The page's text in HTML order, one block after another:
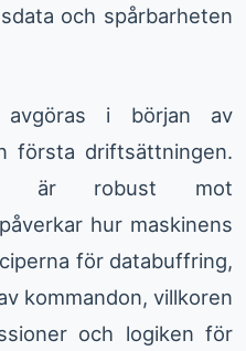
och spårbarheten
i början av
första driftsättningen.
är robust mot
hur maskinens
för databuffring,
kommandon, villkoren
och logiken för